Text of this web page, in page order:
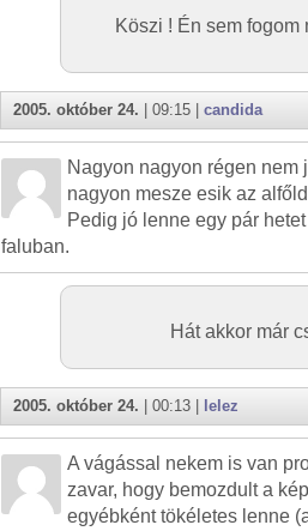
Köszi ! Én sem
2005. október 24. | 09:15 | candida
Nagyon nagyon régen nem
nagyon mesze esik az
Pedig jó lenne egy pár
faluban.
Hát akkor már
2005. október 24. | 00:13 | lelez
A vágással nekem is van
zavar, hogy bemozdult a
egyébként tökéletes lenne